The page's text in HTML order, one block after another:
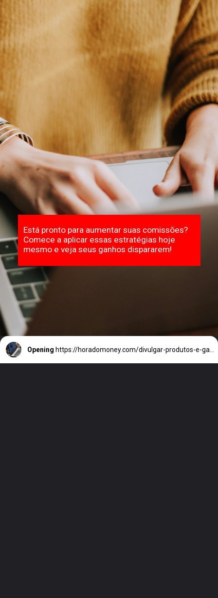
Está pronto para aumentar suas comissões?
Comece a aplicar essas estratégias hoje
mesmo e veja seus ganhos dispararem!
Opening https://horadomoney.com/divulgar-produtos-e-ganhar-comissao